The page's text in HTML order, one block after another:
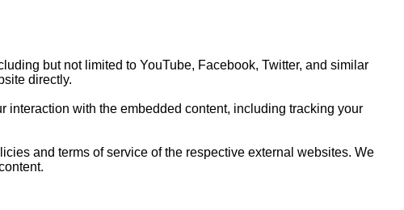
but not limited to YouTube, Facebook, Twitter, and similar
directly.
with the embedded content, including tracking your
and terms of service of the respective external websites. We